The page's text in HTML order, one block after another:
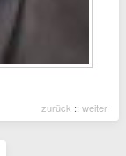
zurück :: weiter